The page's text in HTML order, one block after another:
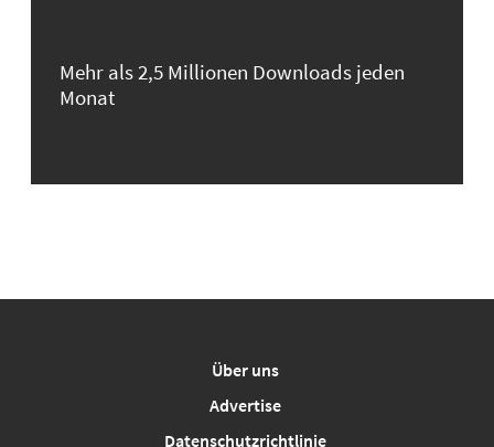
Mehr als 2,5 Millionen Downloads jeden
Monat
Über uns
Advertise
Datenschutzrichtlinie